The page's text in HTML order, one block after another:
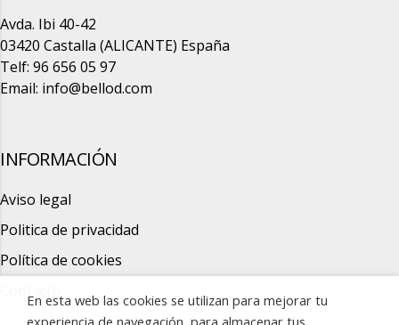
Avda. Ibi 40-42
03420 Castalla (ALICANTE) España
Telf: 96 656 05 97
Email: info@bellod.com
INFORMACIÓN
Aviso legal
Politica de privacidad
Política de cookies
En esta web las cookies se utilizan para mejorar tu
experiencia de navegación, para almacenar tus